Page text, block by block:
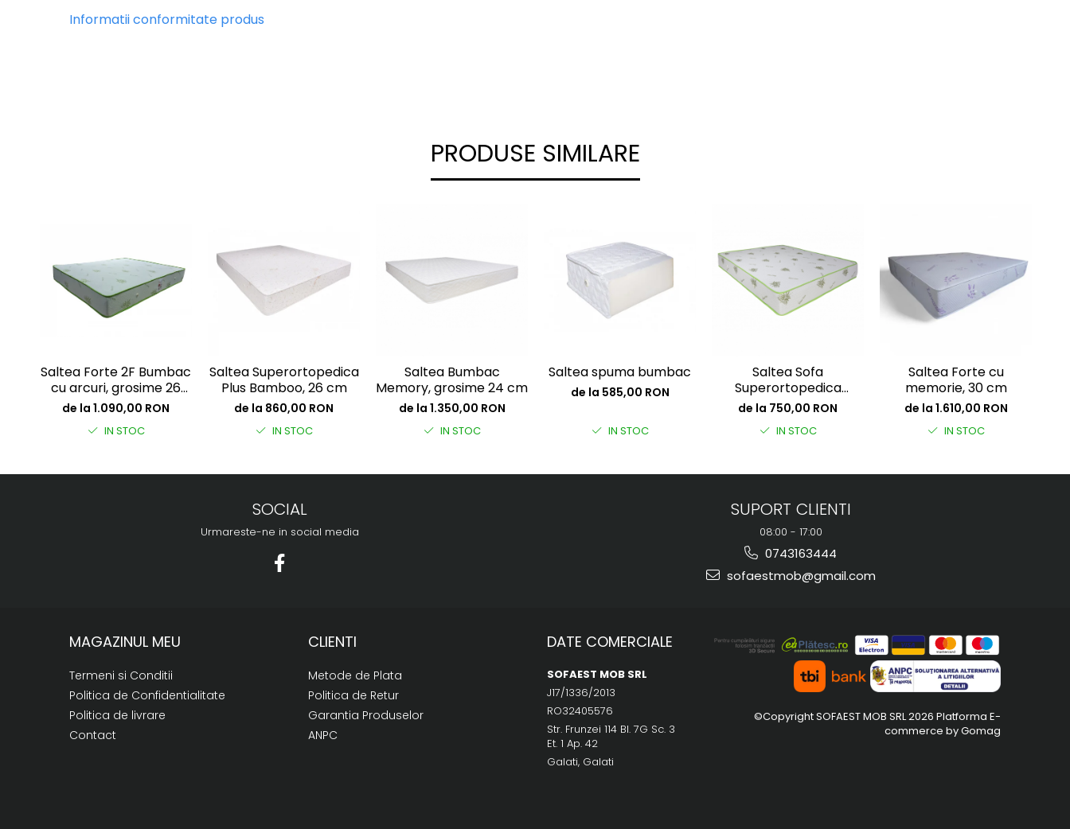
Informatii conformitate produs
PRODUSE SIMILARE
Saltea Forte 2F Bumbac
cu arcuri, grosime 26
cm
de la 1.090,00 RON
IN STOC
Saltea Superortopedica
Plus Bamboo, 26 cm
de la 860,00 RON
IN STOC
Saltea Bumbac
Memory, grosime 24 cm
de la 1.350,00 RON
IN STOC
Saltea spuma bumbac
de la 585,00 RON
IN STOC
Saltea Sofa
Superortopedica
Bumbac 24 cm
de la 750,00 RON
IN STOC
Saltea Forte cu
memorie, 30 cm
de la 1.610,00 RON
IN STOC
SOCIAL
Urmareste-ne in social media
SUPORT CLIENTI
08:00 - 17:00
0743163444
sofaestmob@gmail.com
MAGAZINUL MEU
Termeni si Conditii
Politica de Confidentialitate
Politica de livrare
Contact
CLIENTI
Metode de Plata
Politica de Retur
Garantia Produselor
ANPC
DATE COMERCIALE
SOFAEST MOB SRL
J17/1336/2013
RO32405576
Str. Frunzei 114 Bl. 7G Sc. 3
Et. 1 Ap. 42
Galati, Galati
©Copyright SOFAEST MOB SRL 2026 Platforma E-
commerce by Gomag